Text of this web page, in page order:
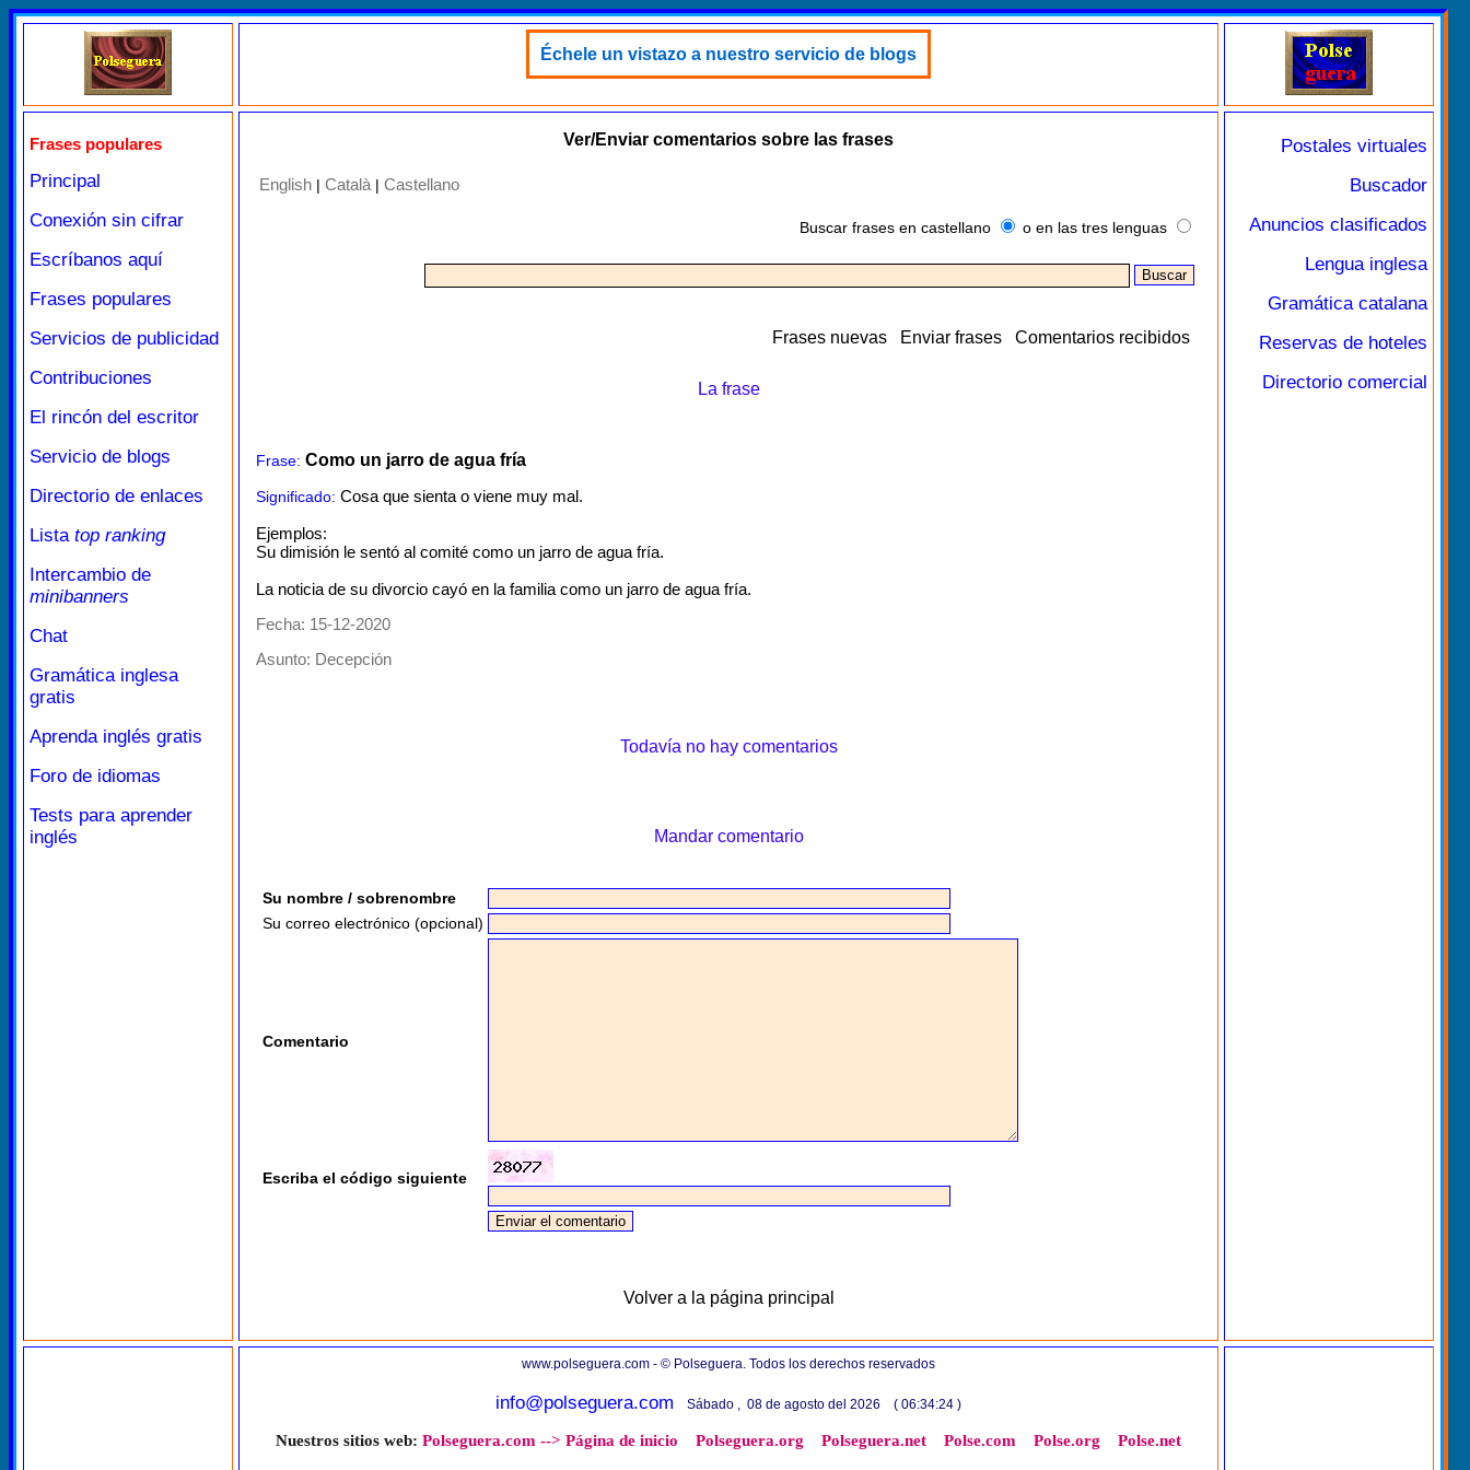
Échele un vistazo a nuestro servicio de blogs
Frases populares
Principal
Conexión sin cifrar
Escríbanos aquí
Frases populares
Servicios de publicidad
Contribuciones
El rincón del escritor
Servicio de blogs
Directorio de enlaces
Lista top ranking
Intercambio de
minibanners
Chat
Gramática inglesa
gratis
Aprenda inglés gratis
Foro de idiomas
Tests para aprender
inglés
Ver/Enviar comentarios sobre las frases
English | Català| Castellano
Buscar frases en castellano o en las tres lenguas
Frases nuevas Enviar frases Comentarios recibidos
La frase
Frase: Como un jarro de agua fría
Significado: Cosa que sienta o viene muy mal.
Ejemplos:
Su dimisión le sentó al comité como un jarro de agua fría.
La noticia de su divorcio cayó en la familia como un jarro de agua fría.
Fecha: 15-12-2020
Asunto: Decepción
Todavía no hay comentarios
Mandar comentario
Su nombre / sobrenombre
Su correo electrónico (opcional)
Comentario
Escriba el código siguiente
Volver a la página principal
Postales virtuales
Buscador
Anuncios clasificados
Lengua inglesa
Gramática catalana
Reservas de hoteles
Directorio comercial
www.polseguera.com - © Polseguera. Todos los derechos reservados
info@polseguera.com Sábado , 08 de agosto del 2026 ( 06:34:24 )
Nuestros sitios web: Polseguera.com --> Página de inicio Polseguera.org Polseguera.net Polse.com Polse.org Polse.net